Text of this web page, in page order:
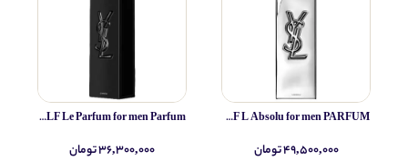
Yves Saint Laurent MYSLF L Absolu for men PARFUM
۴۹,۵۰۰,۰۰۰ تومان
Yves Saint Laurent MYSLF Le Parfum for men Parfum
۳۶,۳۰۰,۰۰۰ تومان